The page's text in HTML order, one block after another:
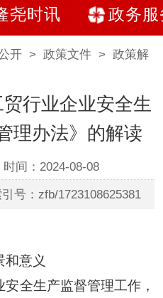
尧时讯 政务服
开> 政策文件> 政策解
行业企业安全生
理办法》的解读
时间：2024-08-08
号：zfb/1723108625381
和意义
安全生产监督管理工作，